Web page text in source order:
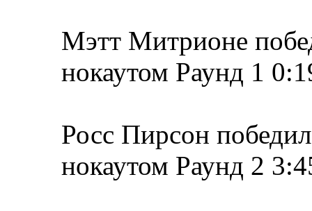
Мэтт Митрионе
нокаутом Раунд 1
Росс Пирсон
нокаутом Раунд 2